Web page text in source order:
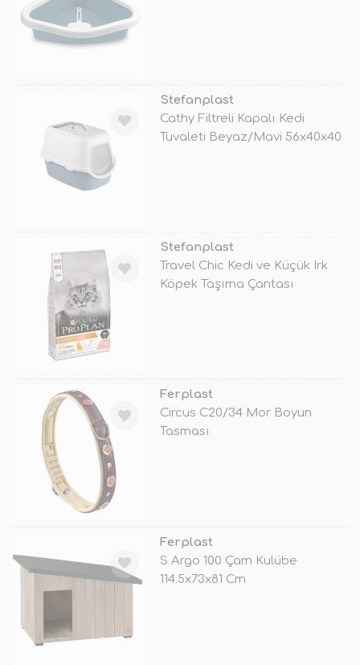
Stefanplast
Cathy Filtreli Kapalı Kedi
Tuvaleti Beyaz/Mavi 56x40x40
Stefanplast
Travel Chic Kedi ve Küçük Irk
Köpek Taşıma Çantası
Ferplast
Circus C20/34 Mor Boyun
Tasması
Ferplast
S Argo 100 Çam Kulübe
114.5x73x81 Cm